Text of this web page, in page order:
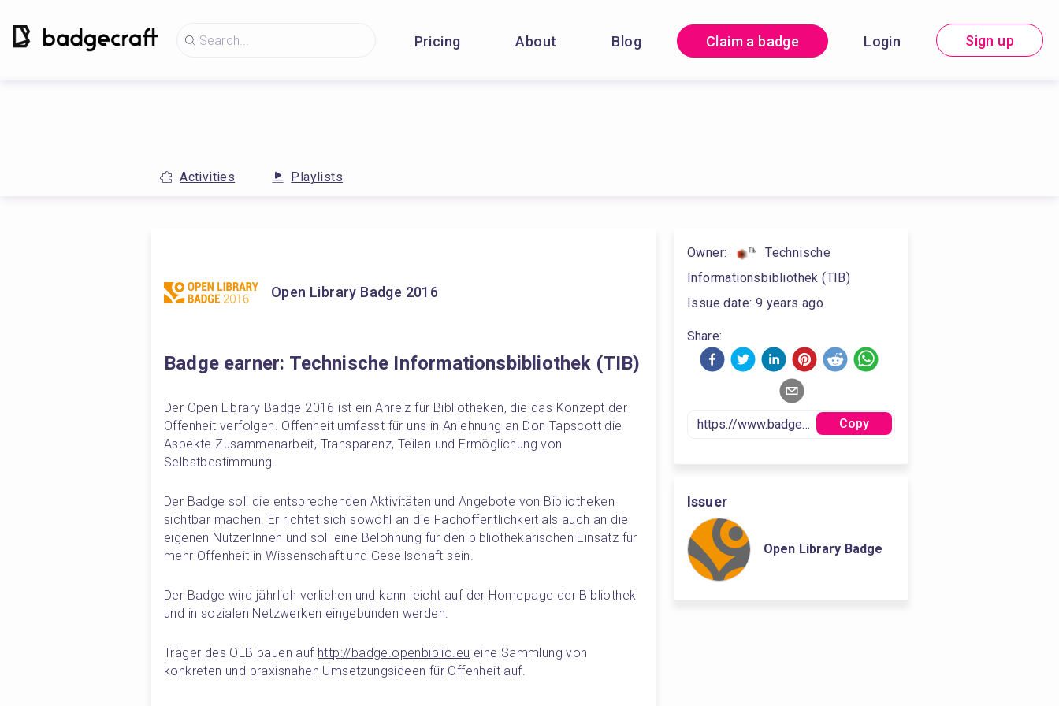
Pricing About Blog Claim a badge Login Sign up
Activities Playlists
Open Library Badge 2016
Badge earner: Technische Informationsbibliothek (TIB)
Der Open Library Badge 2016 ist ein Anreiz für Bibliotheken, die das Konzept der
Offenheit verfolgen. Offenheit umfasst für uns in Anlehnung an Don Tapscott die
Aspekte Zusammenarbeit, Transparenz, Teilen und Ermöglichung von
Selbstbestimmung.
Der Badge soll die entsprechenden Aktivitäten und Angebote von Bibliotheken
sichtbar machen. Er richtet sich sowohl an die Fachöffentlichkeit als auch an die
eigenen NutzerInnen und soll eine Belohnung für den bibliothekarischen Einsatz für
mehr Offenheit in Wissenschaft und Gesellschaft sein.
Der Badge wird jährlich verliehen und kann leicht auf der Homepage der Bibliothek
und in sozialen Netzwerken eingebunden werden.
Träger des OLB bauen auf http://badge.openbiblio.eu eine Sammlung von
konkreten und praxisnahen Umsetzungsideen für Offenheit auf.
Owner:
Technische
Informationsbibliothek (TIB)
Issue date: 9 years ago
Share:
Copy
Issuer
Open Library Badge